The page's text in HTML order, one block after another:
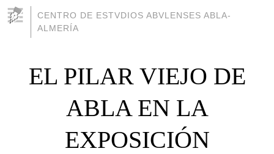
CENTRO DE ESTVDIOS ABVLENSES ABLA-
ALMERÍA
EL PILAR VIEJO DE
ABLA EN LA
EXPOSICIÓN